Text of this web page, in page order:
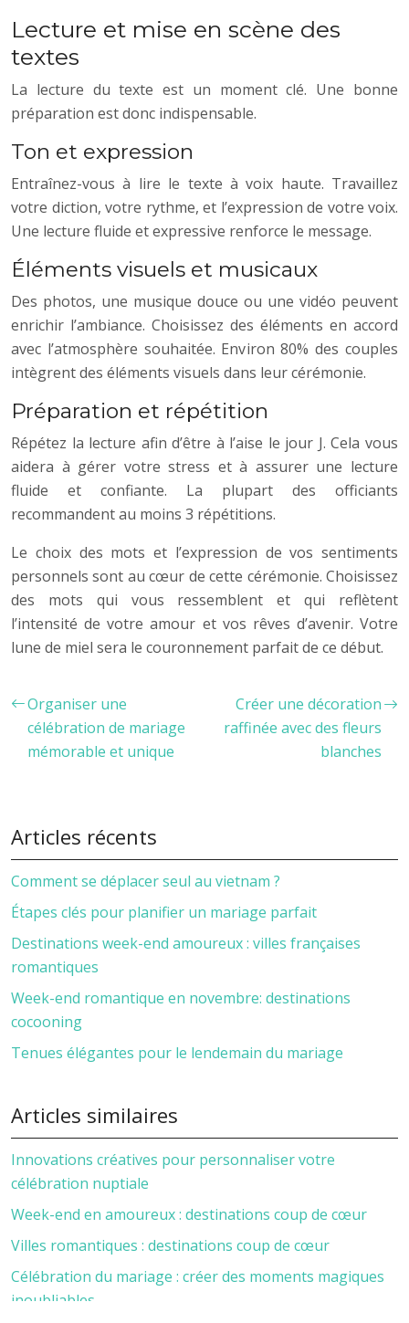
Lecture et mise en scène des
textes
La lecture du texte est un moment clé. Une bonne
préparation est donc indispensable.
Ton et expression
Entraînez-vous à lire le texte à voix haute. Travaillez
votre diction, votre rythme, et l’expression de votre voix.
Une lecture fluide et expressive renforce le message.
Éléments visuels et musicaux
Des photos, une musique douce ou une vidéo peuvent
enrichir l’ambiance. Choisissez des éléments en accord
avec l’atmosphère souhaitée. Environ 80% des couples
intègrent des éléments visuels dans leur cérémonie.
Préparation et répétition
Répétez la lecture afin d’être à l’aise le jour J. Cela vous
aidera à gérer votre stress et à assurer une lecture
fluide et confiante. La plupart des officiants
recommandent au moins 3 répétitions.
Le choix des mots et l’expression de vos sentiments
personnels sont au cœur de cette cérémonie. Choisissez
des mots qui vous ressemblent et qui reflètent
l’intensité de votre amour et vos rêves d’avenir. Votre
lune de miel sera le couronnement parfait de ce début.
Organiser une
célébration de mariage
mémorable et unique
Créer une décoration
raffinée avec des fleurs
blanches
Articles récents
Comment se déplacer seul au vietnam ?
Étapes clés pour planifier un mariage parfait
Destinations week-end amoureux : villes françaises
romantiques
Week-end romantique en novembre: destinations
cocooning
Tenues élégantes pour le lendemain du mariage
Articles similaires
Innovations créatives pour personnaliser votre
célébration nuptiale
Week-end en amoureux : destinations coup de cœur
Villes romantiques : destinations coup de cœur
Célébration du mariage : créer des moments magiques
inoubliables